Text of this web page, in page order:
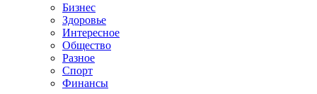
Бизнес
Здоровье
Интересное
Общество
Разное
Спорт
Финансы